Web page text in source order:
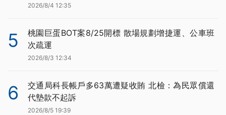
2026/8/4 12:35
5
桃園巨蛋BOT案8/25開標 散場規劃增捷運、公車班
次疏運
2026/8/3 12:34
6
交通局科長帳戶多63萬遭疑收賄 北檢：為民眾償還
代墊款不起訴
2026/8/5 19:39